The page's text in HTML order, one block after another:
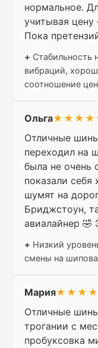
нормальное.
учитывая
Пока
+ Стабильность
вибраций,
соотношение
Ольга
Отличные
переходил на
была не очень
показали
шумят на
Бриджстоун,
авиалайнер 🤣
+ Низкий
смены на
Мария
Отличные
трогании с
пробуксовка